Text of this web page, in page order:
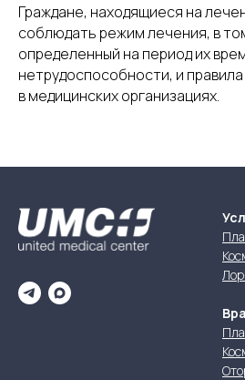
Граждане, находящиеся на
соблюдать режим лечения, в
определенный на период их
нетрудоспособности, и
в медицинских организациях.